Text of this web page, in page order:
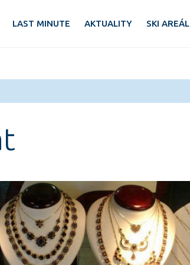
LAST MINUTE AKTUALITY SKI AREÁL